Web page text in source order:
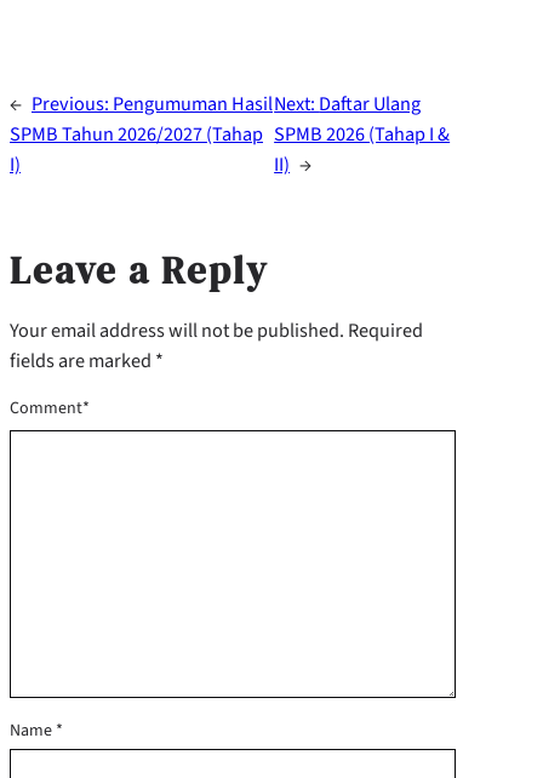
← Previous: Pengumuman Hasil
SPMB Tahun 2026/2027 (Tahap
I)
Next: Daftar Ulang
SPMB 2026 (Tahap I &
II) →
Leave a Reply
Your email address will not be published. Required
fields are marked *
Comment*
Name *